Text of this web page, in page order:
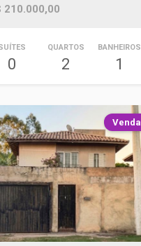
210.000,00
0
QUARTOS
2
BANHEIROS
1
Venda